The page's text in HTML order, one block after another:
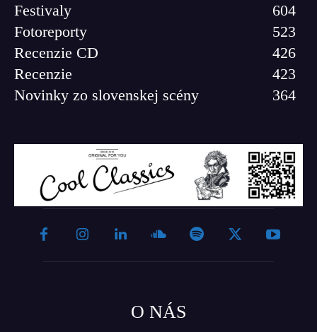
Festivaly
604
Fotoreporty
523
Recenzie CD
426
Recenzie
423
Novinky zo slovenskej scény
364
O NÁS